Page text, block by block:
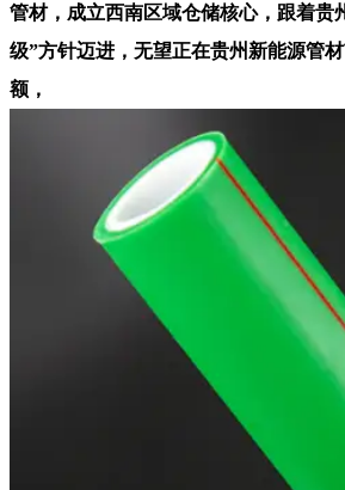
管材，成立西南区域仓储核心，跟着贵
级”方针迈进，无望正在贵州新能源管
额，